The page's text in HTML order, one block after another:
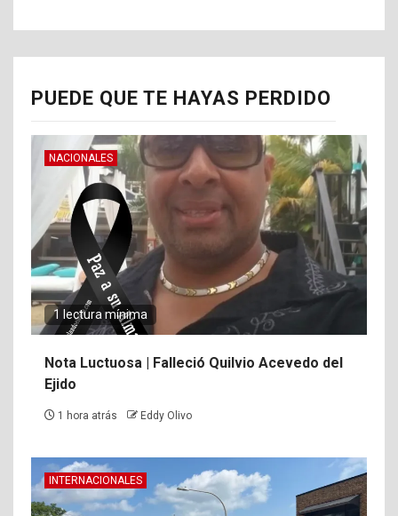
PUEDE QUE TE HAYAS PERDIDO
NACIONALES
1 lectura mínima
Nota Luctuosa | Falleció Quilvio Acevedo del
Ejido
1 hora atrás Eddy Olivo
INTERNACIONALES